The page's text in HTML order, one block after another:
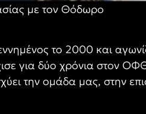
με τον Θόδωρο
το 2000 και
για δύο χρόνια στον
την ομάδα μας, στην